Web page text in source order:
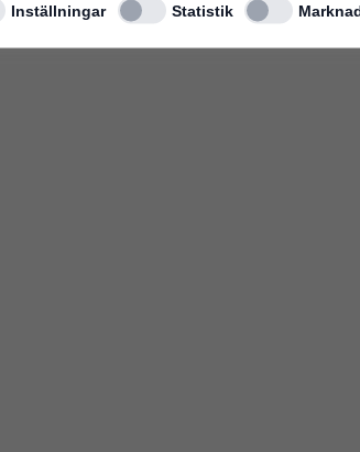
Inställningar Statistik